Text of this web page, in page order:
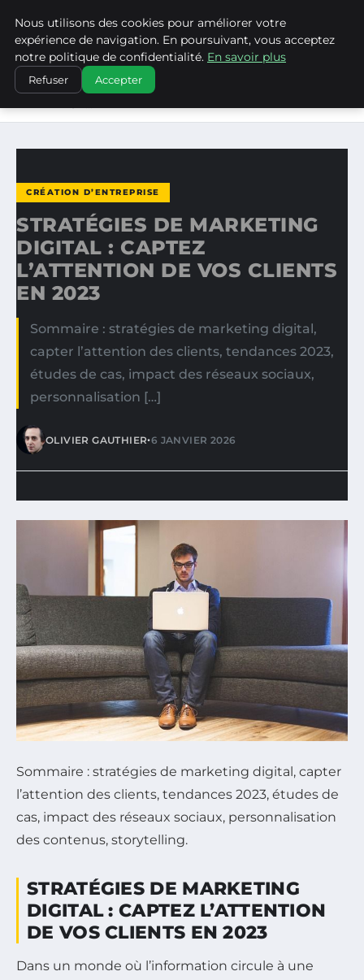
LA VANGUARDIA DEL SUR
ACCUEIL
CRÉATION D’ENTREPRISE
STRATÉGIES DE MARKETING DIGITAL : CAPTEZ
CRÉATION D’ENTREPRISE
STRATÉGIES DE MARKETING
DIGITAL : CAPTEZ
L’ATTENTION DE VOS CLIENTS
EN 2023
Sommaire : stratégies de marketing digital,
capter l’attention des clients, tendances 2023,
études de cas, impact des réseaux sociaux,
personnalisation […]
OLIVIER GAUTHIER•6 JANVIER 2026
Sommaire : stratégies de marketing digital, capter
l’attention des clients, tendances 2023, études de
cas, impact des réseaux sociaux, personnalisation
des contenus, storytelling.
STRATÉGIES DE MARKETING
DIGITAL : CAPTEZ L’ATTENTION
DE VOS CLIENTS EN 2023
Dans un monde où l’information circule à une
Nous utilisons des cookies pour améliorer votre
expérience de navigation. En poursuivant, vous acceptez
notre politique de confidentialité. En savoir plus
Refuser Accepter